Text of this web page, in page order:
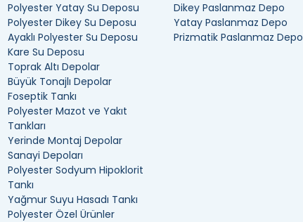
Polyester Yatay Su Deposu
Polyester Dikey Su Deposu
Ayaklı Polyester Su Deposu
Kare Su Deposu
Toprak Altı Depolar
Büyük Tonajlı Depolar
Foseptik Tankı
Polyester Mazot ve Yakıt
Tankları
Yerinde Montaj Depolar
Sanayi Depoları
Polyester Sodyum Hipoklorit
Tankı
Yağmur Suyu Hasadı Tankı
Polyester Özel Ürünler
Dikey Paslanmaz Depo
Yatay Paslanmaz Depo
Prizmatik Paslanmaz Depo